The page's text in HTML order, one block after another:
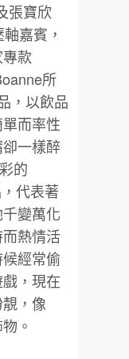
張寶欣
嘉賓，
款
所
，以飲品
而率性
一樣醉
的
代表著
變萬化
熱情活
經常偷
，現在
，像
。